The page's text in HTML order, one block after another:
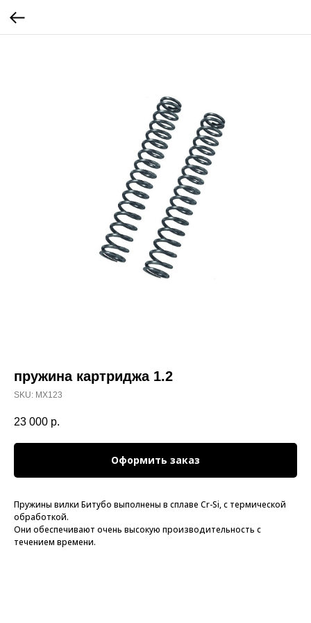
пружина картриджа 1.2
SKU: MX123
23 000 р.
Оформить заказ
Пружины вилки Битубо выполнены в сплаве Cr-Si, с термической
обработкой.
Они обеспечивают очень высокую производительность с
течением времени.